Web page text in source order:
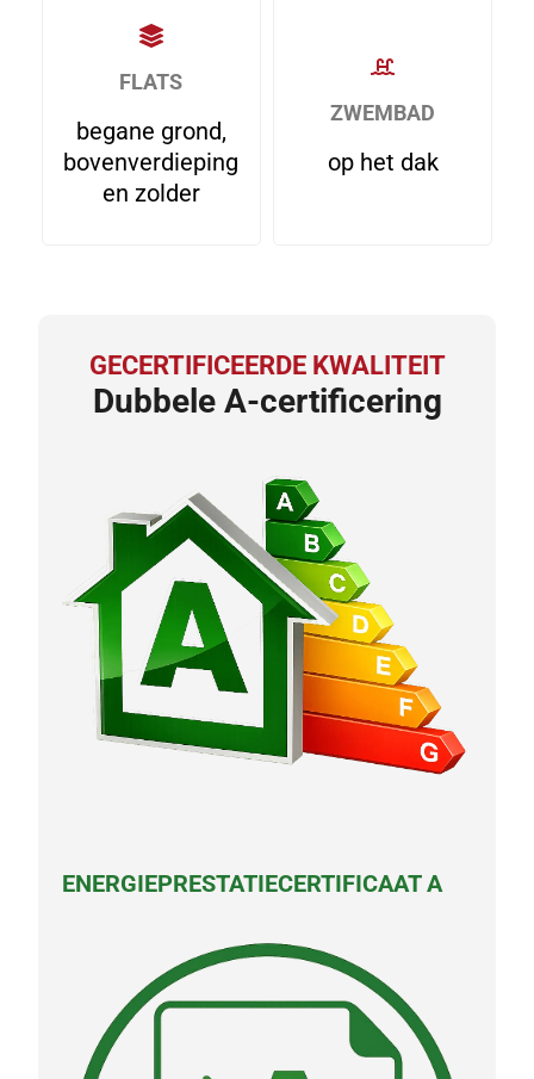
FLATS
begane grond,
bovenverdieping
en zolder
ZWEMBAD
op het dak
GECERTIFICEERDE KWALITEIT
Dubbele A-certificering
ENERGIEPRESTATIECERTIFICAAT A